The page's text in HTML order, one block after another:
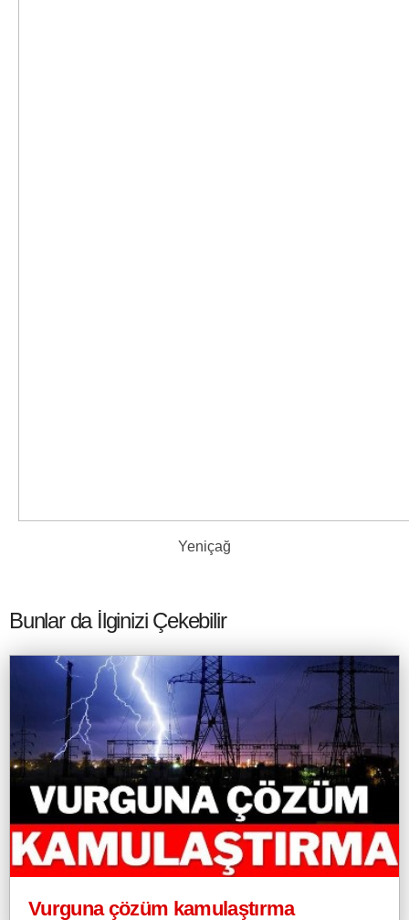
Yeniçağ
Bunlar da İlginizi Çekebilir
Vurguna çözüm kamulaştırma